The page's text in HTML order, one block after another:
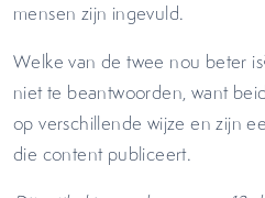
mensen zijn ingevuld.
Welke van de twee nou beter
niet te beantwoorden, want
op verschillende wijze en zijn
die content publiceert.